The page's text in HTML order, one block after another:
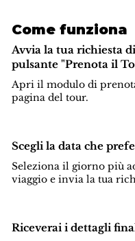
Come funziona
Avvia la tua richiesta
pulsante "Prenota il
Apri il modulo di
pagina del tour.
Scegli la data che
Seleziona il giorno più
viaggio e invia la tua
Riceverai i dettagli